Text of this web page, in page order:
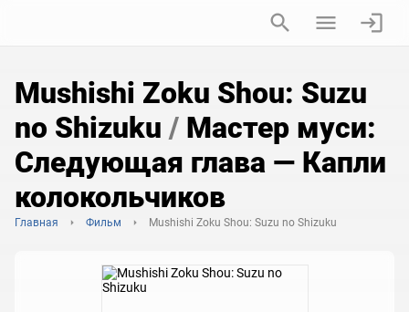
Mushishi Zoku Shou: Suzu
no Shizuku / Мастер муси:
Следующая глава — Капли
колокольчиков
Главная Фильм Mushishi Zoku Shou: Suzu no Shizuku